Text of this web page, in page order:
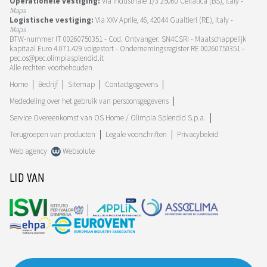
Maps
Logistische vestiging: Via XXV Aprile, 46, 42044 Gualtieri (RE), Italy -
Maps
BTW-nummer IT 00260750351 - Cod. Ontvanger: SN4CSRI - Maatschappelijk
kapitaal Euro 4.071.429 volgestort - Ondernemingsregister RE 00260750351 -
pec.os@pec.olimpiasplendid.it
Alle rechten voorbehouden
Home
Bedrijf Sitemap
Contactgegevens
Mededeling over het gebruik van persoonsgegevens
Service Overeenkomst van OS Home / Olimpia Splendid S.p.a.
Terugroepen van producten
Legale voorschriften
Privacybeleid
Web agency
Websolute
LID VAN